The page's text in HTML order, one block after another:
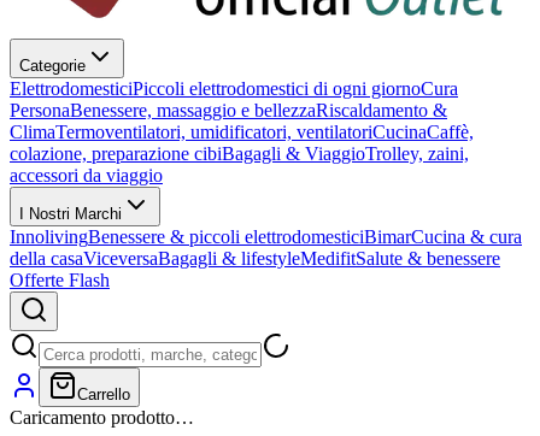
Categorie
ElettrodomesticiPiccoli elettrodomestici di ogni giornoCura
PersonaBenessere, massaggio e bellezzaRiscaldamento &
ClimaTermoventilatori, umidificatori, ventilatoriCucinaCaffè,
colazione, preparazione cibiBagagli & ViaggioTrolley, zaini,
accessori da viaggio
I Nostri Marchi
InnolivingBenessere & piccoli elettrodomesticiBimarCucina & cura
della casaViceversaBagagli & lifestyleMedifitSalute & benessere
Offerte Flash
Carrello
Caricamento prodotto…